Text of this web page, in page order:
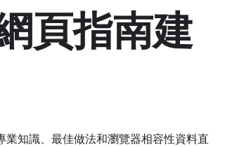
頁指南建
知識、最佳做法和瀏覽器相容性資料直